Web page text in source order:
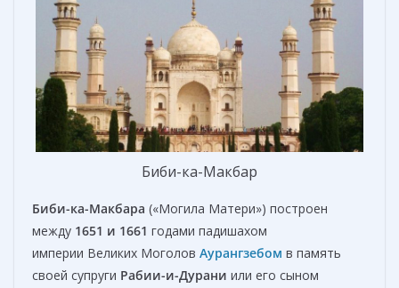
Биби-ка-Maкбар
Биби-ка-Maкбара («Могила Матери») построен
между 1651 и 1661 годами падишахом
империи Великих Моголов Аурангзебом в память
своей супруги Рабии-и-Дурани или его сыном